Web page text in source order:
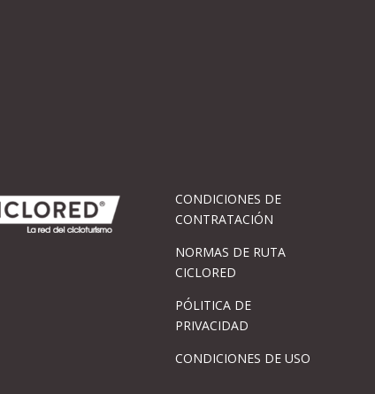
CONDICIONES DE
CONTRATACIÓN
NORMAS DE RUTA
CICLORED
PÓLITICA DE
PRIVACIDAD
CONDICIONES DE USO